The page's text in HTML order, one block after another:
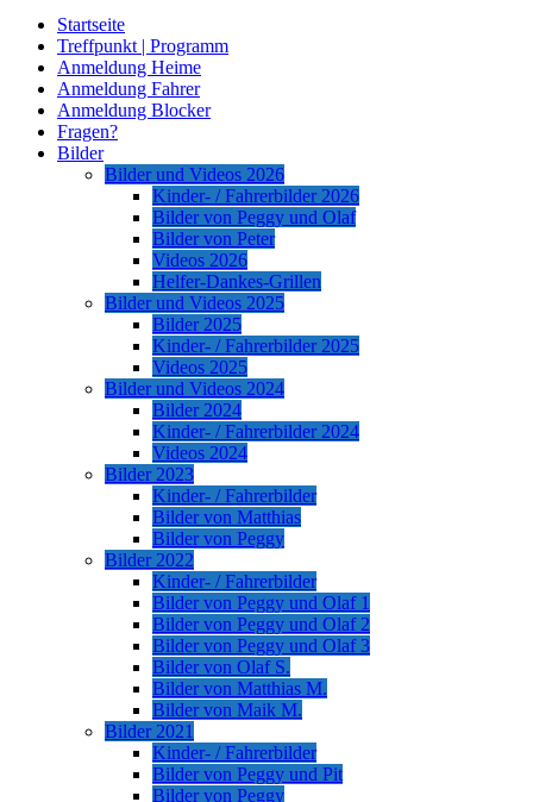
Startseite
Treffpunkt | Programm
Anmeldung Heime
Anmeldung Fahrer
Anmeldung Blocker
Fragen?
Bilder
Bilder und Videos 2026
Kinder- / Fahrerbilder 2026
Bilder von Peggy und Olaf
Bilder von Peter
Videos 2026
Helfer-Dankes-Grillen
Bilder und Videos 2025
Bilder 2025
Kinder- / Fahrerbilder 2025
Videos 2025
Bilder und Videos 2024
Bilder 2024
Kinder- / Fahrerbilder 2024
Videos 2024
Bilder 2023
Kinder- / Fahrerbilder
Bilder von Matthias
Bilder von Peggy
Bilder 2022
Kinder- / Fahrerbilder
Bilder von Peggy und Olaf 1
Bilder von Peggy und Olaf 2
Bilder von Peggy und Olaf 3
Bilder von Olaf S.
Bilder von Matthias M.
Bilder von Maik M.
Bilder 2021
Kinder- / Fahrerbilder
Bilder von Peggy und Pit
Bilder von Peggy